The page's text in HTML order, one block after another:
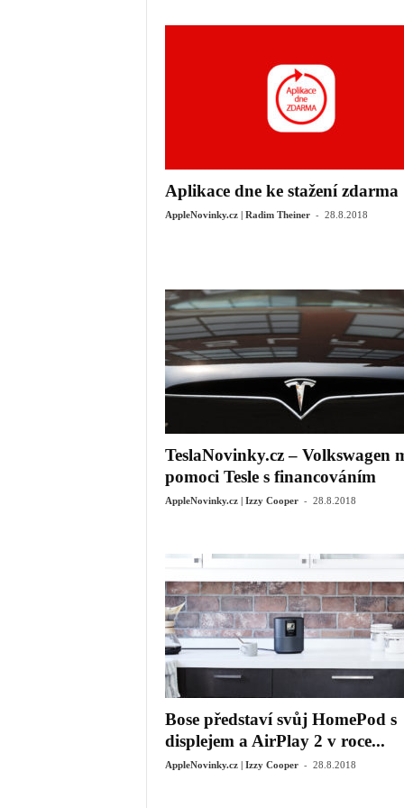
Aplikace dne ke stažení zdarma
AppleNovinky.cz | Radim Theiner - 28.8.2018
TeslaNovinky.cz – Volkswagen
pomoci Tesle s financováním
AppleNovinky.cz | Izzy Cooper - 28.8.2018
Bose představí svůj HomePod s
displejem a AirPlay 2 v roce...
AppleNovinky.cz | Izzy Cooper - 28.8.2018